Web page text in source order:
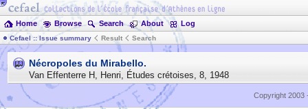
Home Browse Search About Log
Cefael :: Issue summary Result Search
Nécropoles du Mirabello.
Van Effenterre H, Henri, Études crétoises, 8, 1948
Copyright 2003